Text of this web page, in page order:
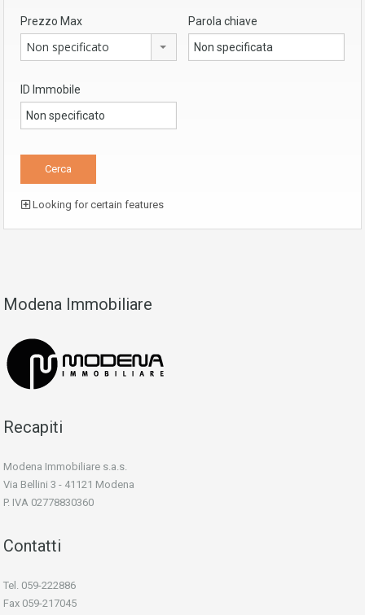
Prezzo Max
Non specificato
Parola chiave
ID Immobile
Looking for certain features
Modena Immobiliare
Recapiti
Modena Immobiliare s.a.s.
Via Bellini 3 - 41121 Modena
P. IVA 02778830360
Contatti
Tel. 059-222886
Fax 059-217045